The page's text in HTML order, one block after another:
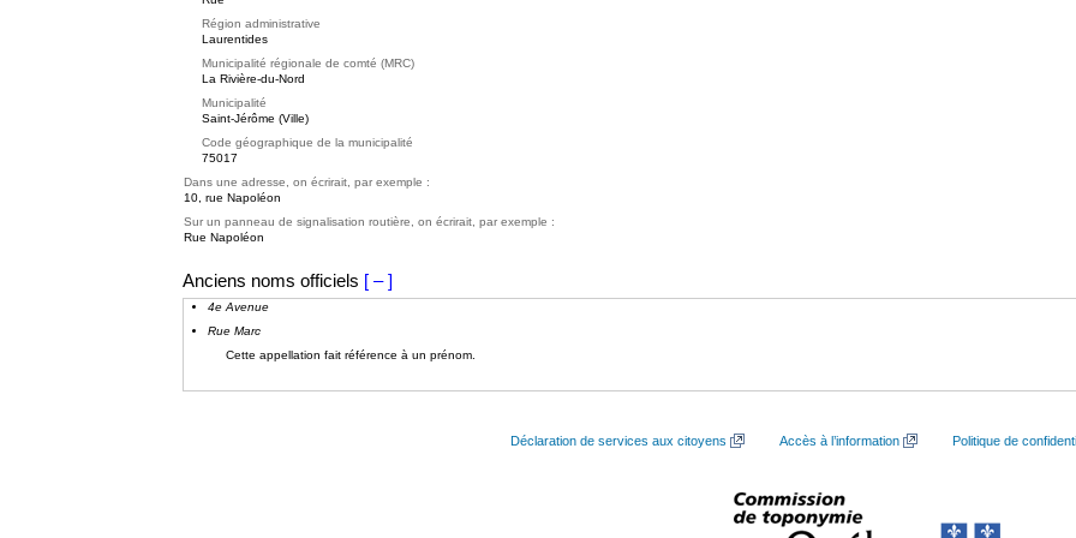
Région administrative
Laurentides
Municipalité régionale de comté (MRC)
La Rivière-du-Nord
Municipalité
Saint-Jérôme (Ville)
Code géographique de la municipalité
75017
Dans une adresse, on écrirait, par exemple :
10, rue Napoléon
Sur un panneau de signalisation routière, on écrirait, par exemple :
Rue Napoléon
Anciens noms officiels [ – ]
4e Avenue
Rue Marc
Cette appellation fait référence à un prénom.
Déclaration de services aux citoyens Accès à l’information Politique de